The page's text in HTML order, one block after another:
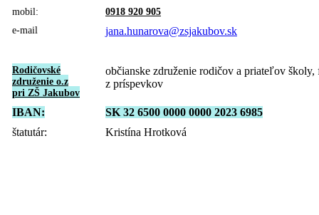
mobil:
0918 920 905
e-mail
jana.hunarova@zsjakubov.sk
Rodičovské
združenie o.z
pri ZŠ Jakubov
občianske združenie rodičov a priateľov školy,
z príspevkov
IBAN:
SK 32 6500 0000 0000 2023 6985
štatutár:
Kristína Hrotková